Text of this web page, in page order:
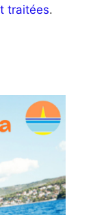
traitées.